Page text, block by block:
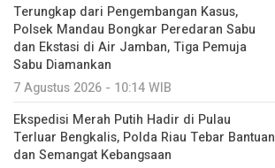
Terungkap dari Pengembangan Kasus,
Polsek Mandau Bongkar Peredaran Sabu
dan Ekstasi di Air Jamban, Tiga Pemuja
Sabu Diamankan
7 Agustus 2026 - 10:14 WIB
Ekspedisi Merah Putih Hadir di Pulau
Terluar Bengkalis, Polda Riau Tebar Bantuan
dan Semangat Kebangsaan